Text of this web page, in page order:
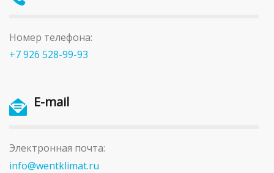
Номер телефона:
+7 926 528-99-93
E-mail
Электронная почта:
info@wentklimat.ru